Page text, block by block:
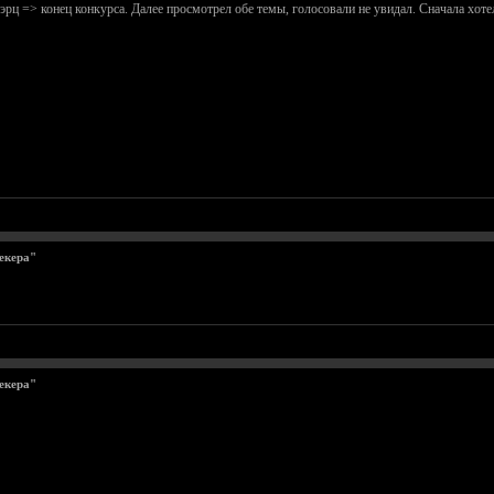
=> конец конкурса. Далее просмотрел обе темы, голосовали не увидал. Сначала